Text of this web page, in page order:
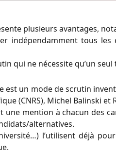
plusieurs avantages,
indépendamment tous
qui ne nécessite qu’un seul
est un mode de scrutin
(CNRS), Michel Balinski et
une mention à chacun des
alternatives.
l’utilisent déjà